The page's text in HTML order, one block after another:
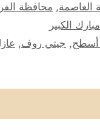
العاصمة, محافظة
الكبير
أسطح, جيتي روف,